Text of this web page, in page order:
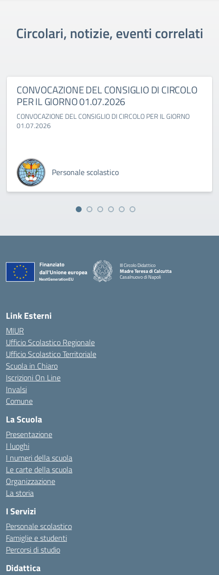
Circolari, notizie, eventi correlati
CONVOCAZIONE DEL CONSIGLIO DI CIRCOLO
PER IL GIORNO 01.07.2026
CONVOCAZIONE DEL CONSIGLIO DI CIRCOLO PER IL GIORNO
01.07.2026
Personale scolastico
III Circolo Didattico
Madre Teresa di Calcutta
Casalnuovo di Napoli
— Visita la pagina iniziale della scuola
Link Esterni
MIUR
Ufficio Scolastico Regionale
Ufficio Scolastico Territoriale
Scuola in Chiaro
Iscrizioni On Line
Invalsi
Comune
La Scuola
Presentazione
I luoghi
I numeri della scuola
Le carte della scuola
Organizzazione
La storia
I Servizi
Personale scolastico
Famiglie e studenti
Percorsi di studio
Didattica